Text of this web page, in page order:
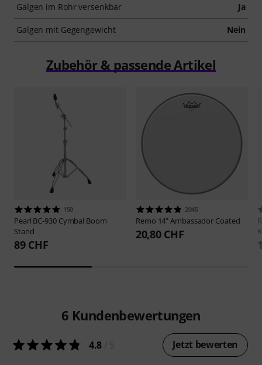
Galgen im Rohr versenkbar Ja
Galgen mit Gegengewicht Nein
Zubehör & passende Artikel
150
Pearl BC-930 Cymbal Boom
Stand
89 CHF
2045
Remo 14" Ambassador Coated
20,80 CHF
6 Kundenbewertungen
4.8 Jetzt bewerten